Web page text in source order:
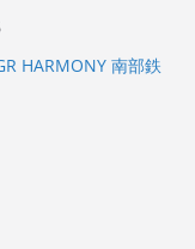
HARMONY 南部鉄
の動きが判ったら